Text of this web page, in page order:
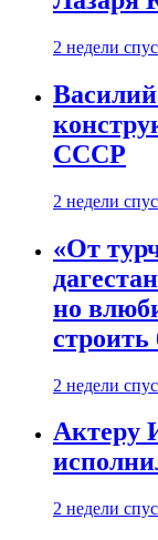
2 недели
СССР
2 недели
«От
но
строить
2 недели
Актеру
2 недели